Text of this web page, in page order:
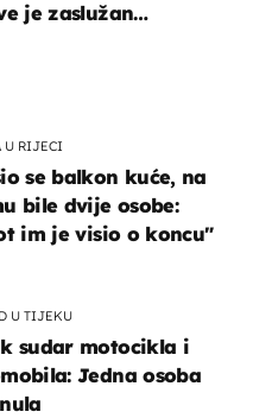
U RIJECI
se balkon kuće, na
bile dvije osobe:
im je visio o koncu"
U TIJEKU
sudar motocikla i
Jedna osoba
je zaslužan